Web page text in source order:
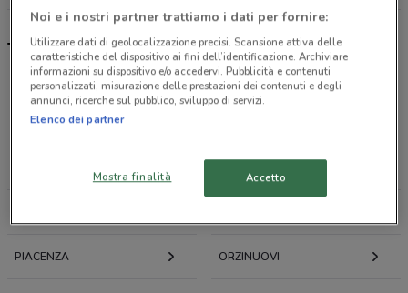
Trudi, offerte e negozi
Offerte volantini e cataloghi per città nelle vicinanze
PIACENZA ORZINUOVI
Noi e i nostri partner trattiamo i dati per fornire:
Utilizzare dati di geolocalizzazione precisi. Scansione attiva delle
caratteristiche del dispositivo ai fini dell’identificazione. Archiviare
informazioni su dispositivo e/o accedervi. Pubblicità e contenuti
personalizzati, misurazione delle prestazioni dei contenuti e degli
annunci, ricerche sul pubblico, sviluppo di servizi.
Elenco dei partner
Mostra finalità Accetto